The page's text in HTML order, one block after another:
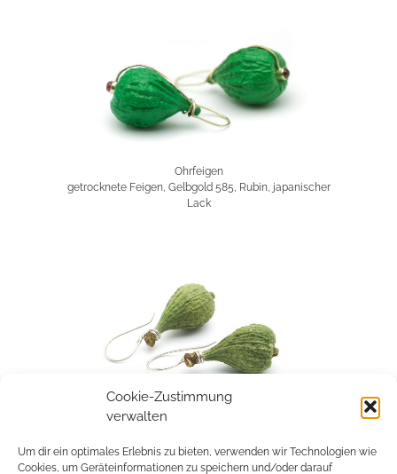
Cookie-Zustimmung
verwalten
Um dir ein optimales Erlebnis zu bieten, verwenden wir Technologien wie
Cookies, um Geräteinformationen zu speichern und/oder darauf
Ohrfeigen
getrocknete Feigen, Gelbgold 585, Rubin, japanischer
Lack